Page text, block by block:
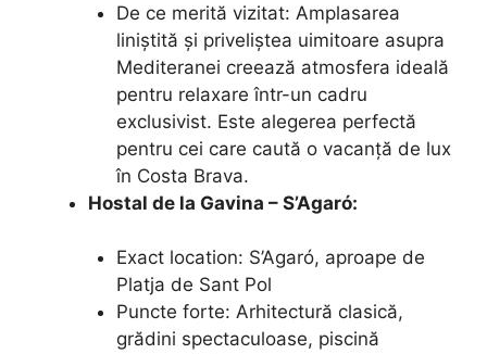
De ce merită vizitat: Amplasarea
liniștită și priveliștea uimitoare asupra
Mediteranei creează atmosfera ideală
pentru relaxare într-un cadru
exclusivist. Este alegerea perfectă
pentru cei care caută o vacanță de lux
în Costa Brava.
Hostal de la Gavina – S’Agaró:
Exact location: S’Agaró, aproape de
Platja de Sant Pol
Puncte forte: Arhitectură clasică,
grădini spectaculoase, piscină